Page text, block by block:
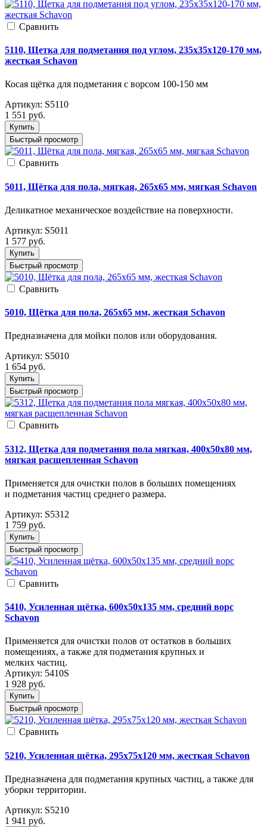
Cравнить
5110, Щетка для подметания под углом, 235x35x120-170 мм,
жесткая Schavon
Косая щётка для подметания с ворсом 100-150 мм
Артикул: S5110
1 551 руб.
Купить
Быстрый просмотр
Cравнить
5011, Щётка для пола, мягкая, 265x65 мм, мягкая Schavon
Деликатное механическое воздействие на поверхности.
Артикул: S5011
1 577 руб.
Купить
Быстрый просмотр
Cравнить
5010, Щётка для пола, 265x65 мм, жесткая Schavon
Предназначена для мойки полов или оборудования.
Артикул: S5010
1 654 руб.
Купить
Быстрый просмотр
Cравнить
5312, Щетка для подметания пола мягкая, 400x50x80 мм,
мягкая расщепленная Schavon
Применяется для очистки полов в больших помещениях
и подметания частиц среднего размера.
Артикул: S5312
1 759 руб.
Купить
Быстрый просмотр
Cравнить
5410, Усиленная щётка, 600x50x135 мм, средний ворс
Schavon
Применяется для очистки полов от остатков в больших
помещениях, а также для подметания крупных и
мелких частиц.
Артикул: 5410S
1 928 руб.
Купить
Быстрый просмотр
Cравнить
5210, Усиленная щётка, 295x75x120 мм, жесткая Schavon
Предназначена для подметания крупных частиц, а также для
уборки территории.
Артикул: S5210
1 941 руб.